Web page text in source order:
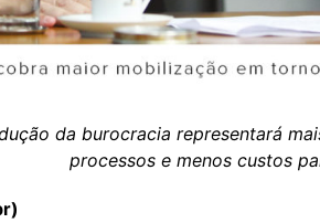
da burocracia representará
processos e menos custos
)